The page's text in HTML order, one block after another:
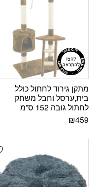
מתקן גירוד לחתול כולל
בית,ערסל וחבל משחק
לחתול גובה 152 ס”מ
₪459